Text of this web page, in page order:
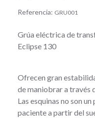
Referencia: GRU001
Grúa eléctrica de
Eclipse 130
Ofrecen gran
de maniobrar a través
Las esquinas no son
paciente a partir del